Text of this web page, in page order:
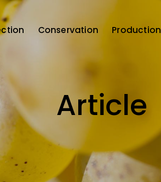
Conservation Production
Article